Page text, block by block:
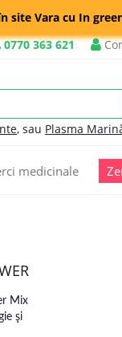
site Vara cu In
0770 363 621
, sau Plasma
medicinale
Mix
şi